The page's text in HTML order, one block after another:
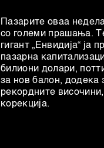
Пазарите оваа
со големи прашања.
гигант „Енвидија“ ја
пазарна
билиони долари,
за нов балон, додека
рекордните
корекција.